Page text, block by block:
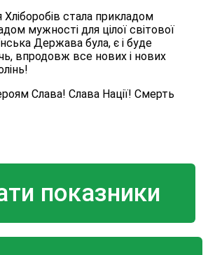
Хліборобів стала прикладом
мужності для цілої світової
Держава була, є і буде
впродовж все нових і нових
Слава! Слава Нації! Смерть
показники